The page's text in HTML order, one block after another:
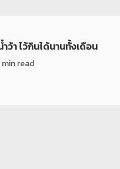
ว้า ไว้กินได้นานทั้งเดือน
min read